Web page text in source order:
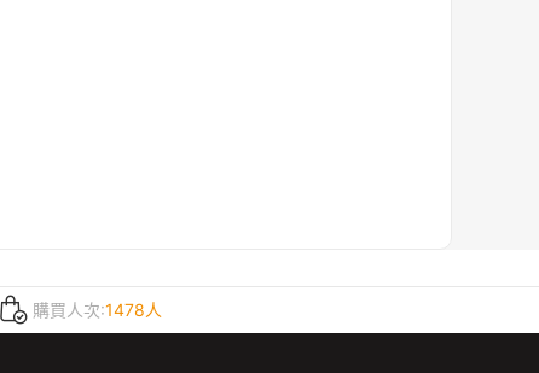
購買人次:1478人